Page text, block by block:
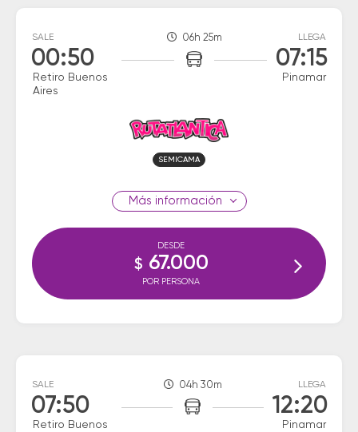
SALE
00:50
Retiro Buenos
Aires
06h 25m LLEGA
07:15
Pinamar
SEMICAMA
información
DESDE
$ 67.000
POR PERSONA
SALE
07:50
Retiro Buenos
04h 30m LLEGA
12:20
Pinamar